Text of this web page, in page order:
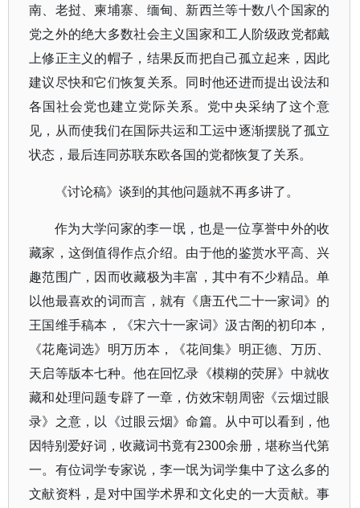
南、老挝、柬埔寨、缅甸、新西兰等十数八个国家的
党之外的绝大多数社会主义国家和工人阶级政党都戴
上修正主义的帽子，结果反而把自己孤立起来，因此
建议尽快和它们恢复关系。同时他还进而提出设法和
各国社会党也建立党际关系。党中央采纳了这个意
见，从而使我们在国际共运和工运中逐渐摆脱了孤立
状态，最后连同苏联东欧各国的党都恢复了关系。
《讨论稿》谈到的其他问题就不再多讲了。
作为大学问家的李一氓，也是一位享誉中外的收
藏家，这倒值得作点介绍。由于他的鉴赏水平高、兴
趣范围广，因而收藏极为丰富，其中有不少精品。单
以他最喜欢的词而言，就有《唐五代二十一家词》的
王国维手稿本，《宋六十一家词》汲古阁的初印本，
《花庵词选》明万历本，《花间集》明正德、万历、
天启等版本七种。他在回忆录《模糊的荧屏》中就收
藏和处理问题专辟了一章，仿效宋朝周密《云烟过眼
录》之意，以《过眼云烟》命篇。从中可以看到，他
因特别爱好词，收藏词书竟有2300余册，堪称当代第
一。有位词学专家说，李一氓为词学集中了这么多的
文献资料，是对中国学术界和文化史的一大贡献。事